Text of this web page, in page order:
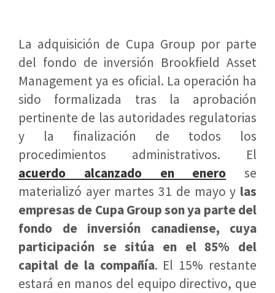
La adquisición de Cupa Group por parte
del fondo de inversión Brookfield Asset
Management ya es oficial. La operación ha
sido formalizada tras la aprobación
pertinente de las autoridades regulatorias
y la finalización de todos los
procedimientos administrativos. El
acuerdo alcanzado en enero se
materializó ayer martes 31 de mayo y las
empresas de Cupa Group son ya parte del
fondo de inversión canadiense, cuya
participación se sitúa en el 85% del
capital de la compañía. El 15% restante
estará en manos del equipo directivo, que